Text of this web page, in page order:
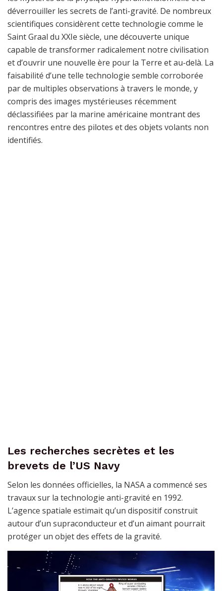
déverrouiller les secrets de l’anti-gravité. De nombreux
scientifiques considèrent cette technologie comme le
Saint Graal du XXIe siècle, une découverte unique
capable de transformer radicalement notre civilisation
et d’ouvrir une nouvelle ère pour la Terre et au-delà. La
faisabilité d’une telle technologie semble corroborée
par de multiples observations à travers le monde, y
compris des images mystérieuses récemment
déclassifiées par la marine américaine montrant des
rencontres entre des pilotes et des objets volants non
identifiés.
Les recherches secrètes et les
brevets de l’US Navy
Selon les données officielles, la NASA a commencé ses
travaux sur la technologie anti-gravité en 1992.
L’agence spatiale estimait qu’un dispositif construit
autour d’un supraconducteur et d’un aimant pourrait
protéger un objet des effets de la gravité.